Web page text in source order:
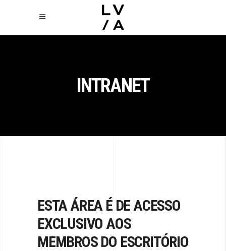
INTRANET
ESTA ÁREA É DE ACESSO
EXCLUSIVO AOS
MEMBROS DO ESCRITÓRIO